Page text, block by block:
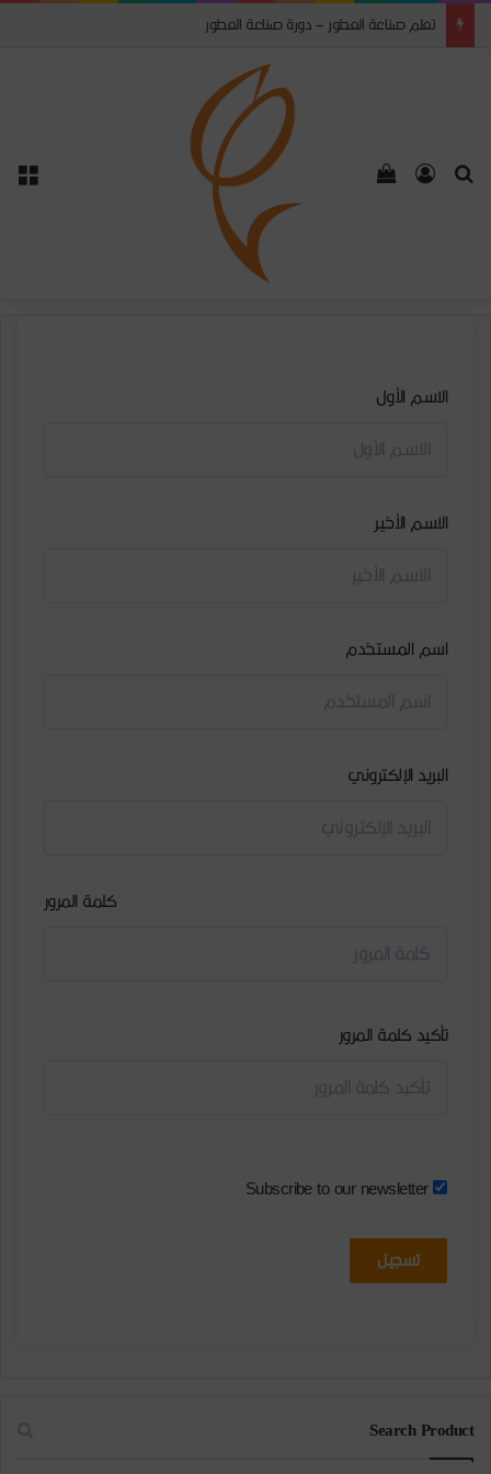
تعلم صناعة العطور – دورة صناعة العطور
الاسم الأول
الاسم الأخير
اسم المستخدم
البريد الإلكتروني
كلمة المرور
تأكيد كلمة المرور
Subscribe to our newsletter
تسجيل
Search Product